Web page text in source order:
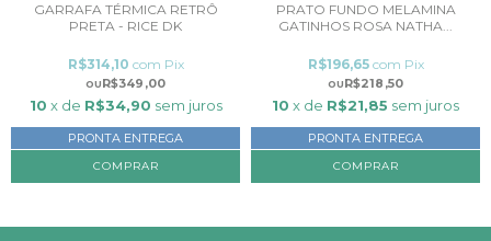
GARRAFA TÉRMICA RETRÔ
PRETA - RICE DK
R$349,00
R$314,10 com Pix
10 x de R$34,90 sem juros
PRONTA ENTREGA
PRATO FUNDO MELAMINA
GATINHOS ROSA NATHA...
R$218,50
R$196,65 com Pix
10 x de R$21,85 sem juros
PRONTA ENTREGA